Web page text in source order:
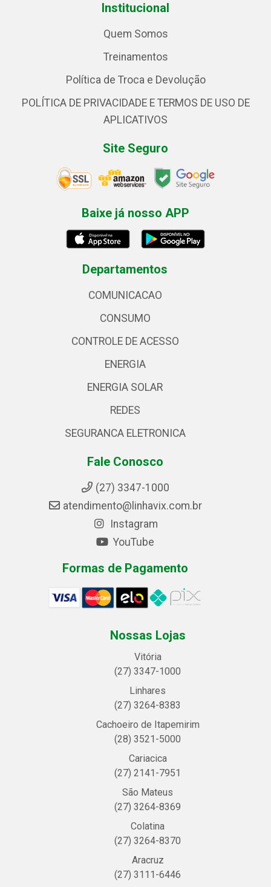
Institucional
Quem Somos
Treinamentos
Política de Troca e Devolução
POLÍTICA DE PRIVACIDADE E TERMOS DE USO DE
APLICATIVOS
Site Seguro
Baixe já nosso APP
Departamentos
COMUNICACAO
CONSUMO
CONTROLE DE ACESSO
ENERGIA
ENERGIA SOLAR
REDES
SEGURANCA ELETRONICA
Fale Conosco
(27) 3347-1000
atendimento@linhavix.com.br
Instagram
YouTube
Formas de Pagamento
Nossas Lojas
Vitória
(27) 3347-1000
Linhares
(27) 3264-8383
Cachoeiro de Itapemirim
(28) 3521-5000
Cariacica
(27) 2141-7951
São Mateus
(27) 3264-8369
Colatina
(27) 3264-8370
Aracruz
(27) 3111-6446